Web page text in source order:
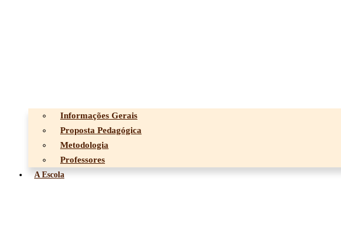
Informações Gerais
Proposta Pedagógica
Metodologia
Professores
A Escola